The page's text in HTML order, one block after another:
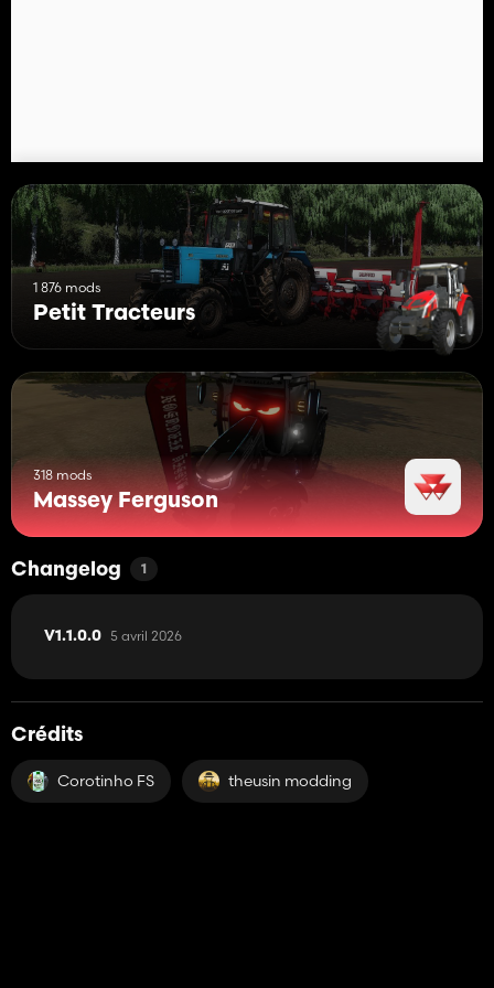
1 876 mods
Petit Tracteurs
318 mods
Massey Ferguson
Changelog 1
V1.1.0.0 5 avril 2026
Crédits
Corotinho FS theusin modding